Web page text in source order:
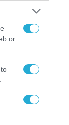
or
Αρκά για
της